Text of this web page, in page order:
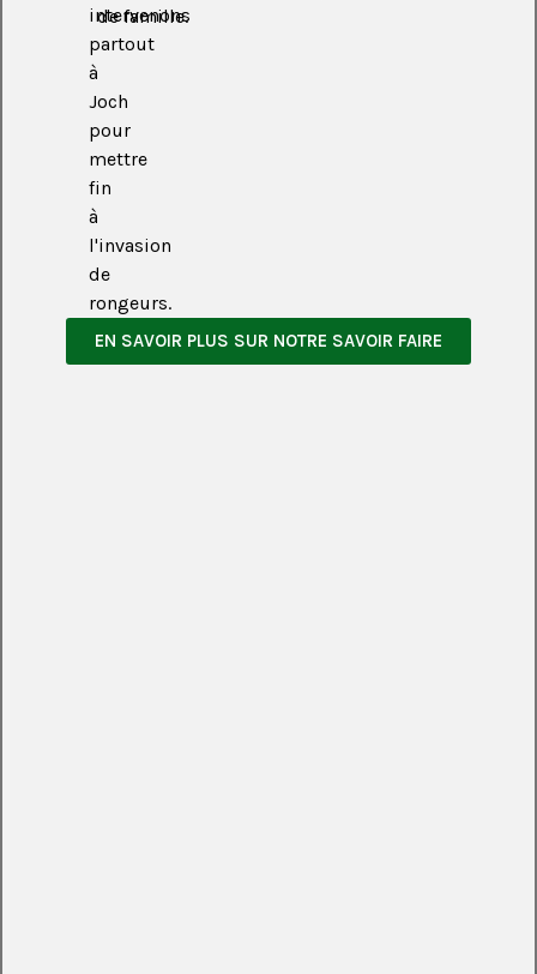
intervenons
partout
à
Joch
pour
mettre
fin
à
l'invasion
de
rongeurs.
de famille.
EN SAVOIR PLUS SUR NOTRE SAVOIR FAIRE